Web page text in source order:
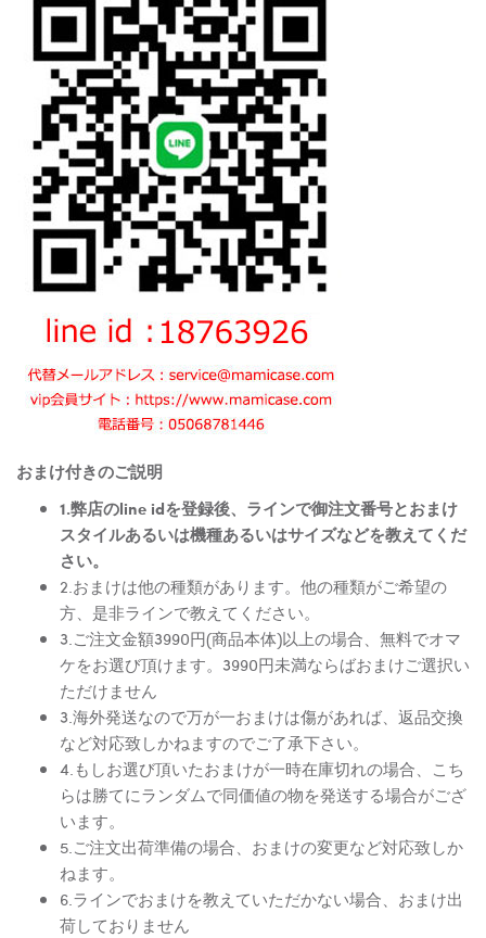
おまけ付きのご説明
1.弊店のline idを登録後、ラインで御注文番号とおまけ
スタイルあるいは機種あるいはサイズなどを教えてくだ
さい。
2.おまけは他の種類があります。他の種類がご希望の
方、是非ラインで教えてください。
3.ご注文金額3990円(商品本体)以上の場合、無料でオマ
ケをお選び頂けます。3990円未満ならばおまけご選択い
ただけません
3.海外発送なので万が一おまけは傷があれば、返品交換
など対応致しかねますのでご了承下さい。
4.もしお選び頂いたおまけが一時在庫切れの場合、こち
らは勝てにランダムで同価値の物を発送する場合がござ
います。
5.ご注文出荷準備の場合、おまけの変更など対応致しか
ねます。
6.ラインでおまけを教えていただかない場合、おまけ出
荷しておりません